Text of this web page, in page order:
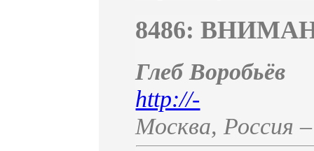
8486:
Глеб
http://-
Москва, Россия